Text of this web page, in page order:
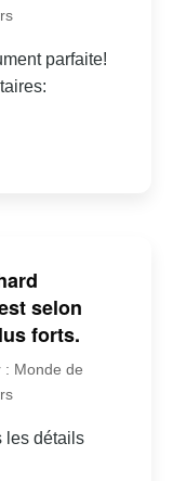
parfaite!
selon
forts.
: Monde de
les détails